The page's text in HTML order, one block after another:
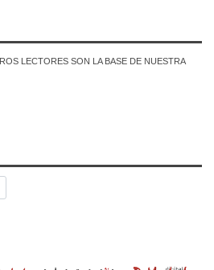
LECTORES SON LA BASE DE NUESTRA